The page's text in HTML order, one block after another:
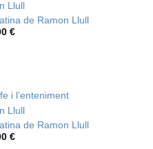
Llull
de Ramon Llull
€
i l’enteniment
Llull
de Ramon Llull
€